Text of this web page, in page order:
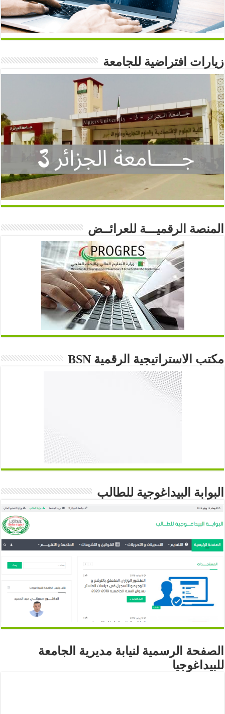
زيارات افتراضية للجامعة
المنصة الرقميـــة للعرائــض
مكتب الاستراتيجية الرقمية BSN
البوابة البيداغوجية للطالب
الصفحة الرسمية لنيابة مديرية الجامعة
للبيداغوجيا